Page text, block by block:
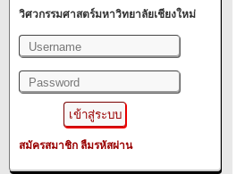
วิศวกรรมศาสตร์มหาวิทยาลัยเชียงใหม่
สมัครสมาชิก ลืมรหัสผ่าน